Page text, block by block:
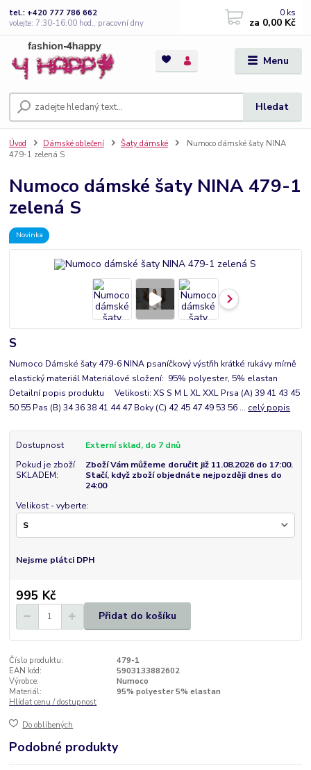
Menu
Hledat
tel.: +420 777 786 662
volejte: 7:30-16:00 hod., pracovní dny
0 ks
za 0,00 Kč
Úvod Dámské oblečení Šaty dámské
Numoco dámské šaty NINA
479-1 zelená S
Numoco dámské šaty NINA 479-1
zelená S
Novinka
S
Numoco Dámské šaty 479-6 NINA psaníčkový výstřih krátké rukávy mírně
elastický materiál Materiálové složení: 95% polyester, 5% elastan
Detailní popis produktu Velikosti: XS S M L XL XXL Prsa (A) 39 41 43 45
50 55 Pas (B) 34 36 38 41 44 47 Boky (C) 42 45 47 49 53 56 ... celý popis
Dostupnost
Externí sklad, do 7 dnů
Pokud je zboží
SKLADEM:
Zboží Vám můžeme doručit již 11.08.2026 do 17:00.
Stačí, když zboží objednáte nejpozději dnes do
24:00
Velikost - vyberte:
Nejsme plátci DPH
995 Kč
Přidat do košíku
Číslo produktu:
479-1
EAN kód:
5903133882602
Výrobce:
Numoco
Materiál:
95% polyester 5% elastan
Hlídat cenu / dostupnost
Do oblíbených
Podobné produkty